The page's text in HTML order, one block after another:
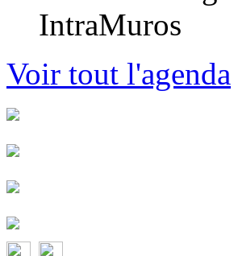
IntraMuros
Voir tout l'agenda